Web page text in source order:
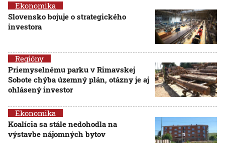
Ekonomika
Slovensko bojuje o strategického
investora
Regióny
Priemyselnému parku v Rimavskej
Sobote chýba územný plán, otázny je aj
ohlásený investor
Ekonomika
Koalícia sa stále nedohodla na
výstavbe nájomných bytov